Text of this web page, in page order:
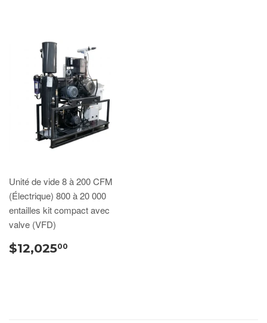
Unité de vide 8 à 200 CFM
(Électrique) 800 à 20 000
entailles kit compact avec
valve (VFD)
$12,02500